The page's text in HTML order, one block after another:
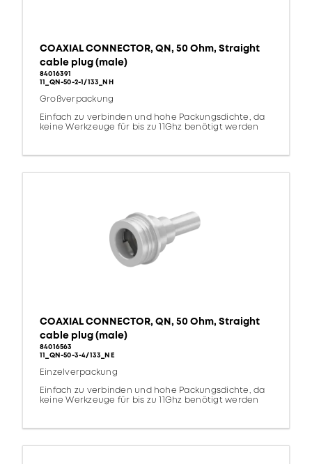
COAXIAL CONNECTOR, QN, 50 Ohm, Straight
cable plug (male)
84016391
11_QN-50-2-1/133_NH
Großverpackung
Einfach zu verbinden und hohe Packungsdichte, da
keine Werkzeuge für bis zu 11Ghz benötigt werden
COAXIAL CONNECTOR, QN, 50 Ohm, Straight
cable plug (male)
84016563
11_QN-50-3-4/133_NE
Einzelverpackung
Einfach zu verbinden und hohe Packungsdichte, da
keine Werkzeuge für bis zu 11Ghz benötigt werden